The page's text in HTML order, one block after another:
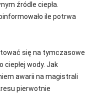
źródle ciepła.
ile potrwa
się na tymczasowe
wody. Jak
awarii na magistrali
pierwotnie